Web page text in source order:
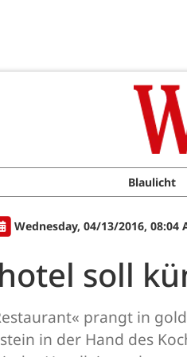
Blaulicht
Wednesday, 04/13/2016, 08:04
soll
prangt in
in der Hand des